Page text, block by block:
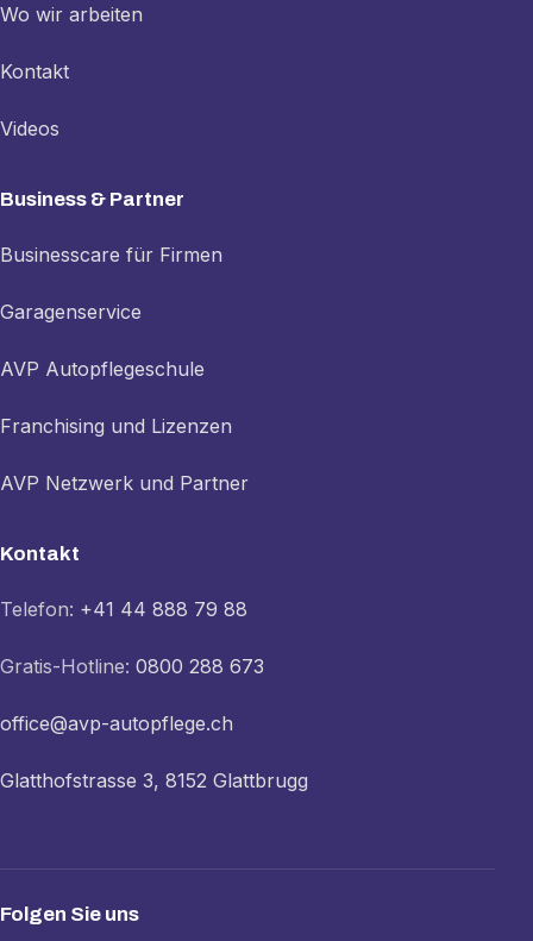
Wo wir arbeiten
Kontakt
Videos
Business & Partner
Businesscare für Firmen
Garagenservice
AVP Autopflegeschule
Franchising und Lizenzen
AVP Netzwerk und Partner
Kontakt
Telefon: +41 44 888 79 88
Gratis-Hotline: 0800 288 673
office@avp-autopflege.ch
Glatthofstrasse 3, 8152 Glattbrugg
Folgen Sie uns